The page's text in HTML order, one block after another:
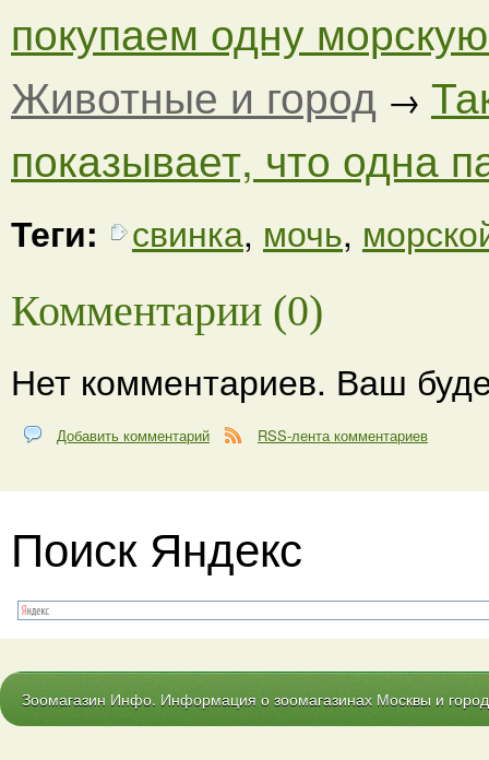
покупаем одну
Животные и город →
показывает, что одна
Теги: свинка, мочь,
Комментарии (0)
Нет комментариев. Ваш
Добавить комментарий RSS-лента комментариев
Поиск Яндекс
Зоомагазин Инфо. Информация о зоомагазинах Москвы и